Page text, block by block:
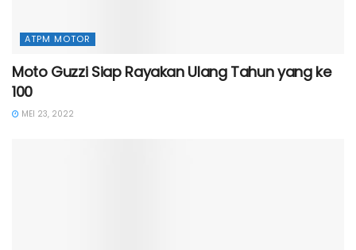
ATPM MOTOR
Moto Guzzi Siap Rayakan Ulang Tahun yang ke
100
MEI 23, 2022